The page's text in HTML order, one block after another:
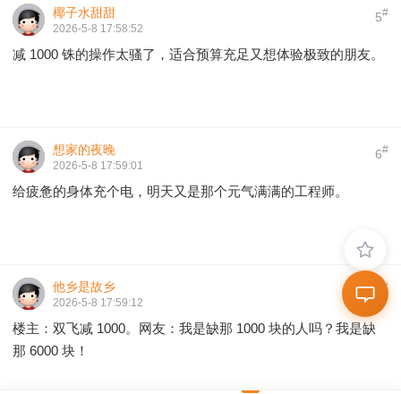
5#
椰子水甜甜
2026-5-8 17:58:52
减 1000 铢的操作太骚了，适合预算充足又想体验极致的朋友。
6#
想家的夜晚
2026-5-8 17:59:01
给疲惫的身体充个电，明天又是那个元气满满的工程师。
#
他乡是故乡
2026-5-8 17:59:12
楼主：双飞减 1000。网友：我是缺那 1000 块的人吗？我是缺
那 6000 块！